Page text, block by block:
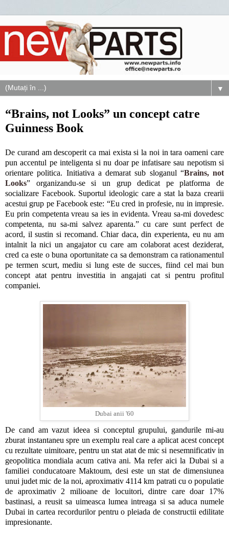
▼
“Brains, not Looks” un concept catre
Guinness Book
De curand am descoperit ca mai exista si la noi in tara oameni care
pun accentul pe inteligenta si nu doar pe infatisare sau nepotism si
orientare politica. Initiativa a demarat sub sloganul “Brains, not
Looks” organizandu-se si un grup dedicat pe platforma de
socializare Facebook. Suportul ideologic care a stat la baza crearii
acestui grup pe Facebook este: “Eu cred in profesie, nu in impresie.
Eu prin competenta vreau sa ies in evidenta. Vreau sa-mi dovedesc
competenta, nu sa-mi salvez aparenta.” cu care sunt perfect de
acord, il sustin si recomand. Chiar daca, din experienta, eu nu am
intalnit la nici un angajator cu care am colaborat acest deziderat,
cred ca este o buna oportunitate ca sa demonstram ca rationamentul
pe termen scurt, mediu si lung este de succes, fiind cel mai bun
concept atat pentru investitia in angajati cat si pentru profitul
companiei.
Dubai anii '60
De cand am vazut ideea si conceptul grupului, gandurile mi-au
zburat instantaneu spre un exemplu real care a aplicat acest concept
cu rezultate uimitoare, pentru un stat atat de mic si nesemnificativ in
geopolitica mondiala acum cativa ani. Ma refer aici la Dubai si a
familiei conducatoare Maktoum, desi este un stat de dimensiunea
unui judet mic de la noi, aproximativ 4114 km patrati cu o populatie
de aproximativ 2 milioane de locuitori, dintre care doar 17%
bastinasi, a reusit sa uimeasca lumea intreaga si sa aduca numele
Dubai in cartea recordurilor pentru o pleiada de constructii edilitate
impresionante.